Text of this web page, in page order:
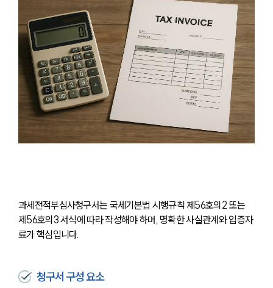
과세전적부심사청구서는 국세기본법 시행규칙 제56호의2 또는
제56호의3 서식에 따라 작성해야 하며, 명확한 사실관계와 입증자
료가 핵심입니다.
청구서 구성 요소